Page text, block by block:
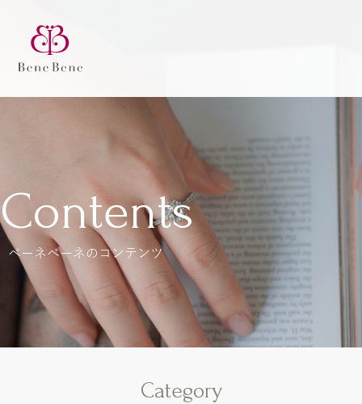
Contents
ベーネベーネのコンテンツ
Category